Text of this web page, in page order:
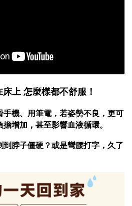
上 怎麼樣都不舒服！
手機、用筆電，若姿勢不良，更可
增加，甚至影響血液循環。
脖子僵硬？或是彎腰打字，久了